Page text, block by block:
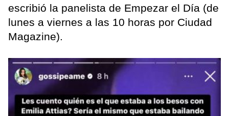
escribió la panelista de Empezar el Día (de
lunes a viernes a las 10 horas por Ciudad
Magazine).